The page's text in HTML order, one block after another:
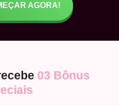
AGORA!
03 Bônus